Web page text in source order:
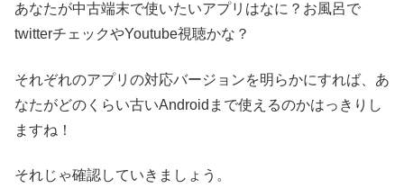
あなたが中古端末で使いたいアプリはなに？お風呂で
twitterチェックやYoutube視聴かな？
それぞれのアプリの対応バージョンを明らかにすれば、あ
なたがどのくらい古いAndroidまで使えるのかはっきりし
ますね！
それじゃ確認していきましょう。